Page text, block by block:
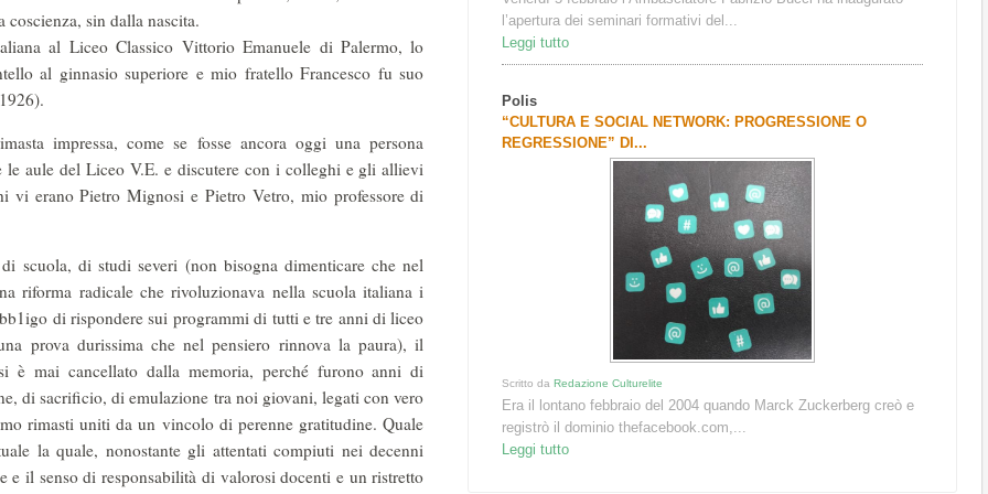
sin dalla nascita.
al Liceo Classico Vittorio Emanuele di Palermo, lo
al ginnasio superiore e mio fratello Francesco fu suo
impressa, come se fosse ancora oggi una persona
aule del Liceo V.E. e discutere con i colleghi e gli allievi
vi erano Pietro Mignosi e Pietro Vetro, mio professore di
scuola, di studi severi (non bisogna dimenticare che nel
riforma radicale che rivoluzionava nella scuola italiana i
di rispondere sui programmi di tutti e tre anni di liceo
prova durissima che nel pensiero rinnova la paura), il
è mai cancellato dalla memoria, perché furono anni di
di sacrificio, di emulazione tra noi giovani, legati con vero
rimasti uniti da un vincolo di perenne gratitudine. Quale
la quale, nonostante gli attentati compiuti nei decenni
e il senso di responsabilità di valorosi docenti e un ristretto
l’apertura dei seminari formativi del...
Leggi tutto
Polis
“CULTURA E SOCIAL NETWORK: PROGRESSIONE O
REGRESSIONE” DI...
Scritto daRedazione Culturelite
Era il lontano febbraio del 2004 quando Marck Zuckerberg creò e
registrò il dominio thefacebook.com,...
Leggi tutto